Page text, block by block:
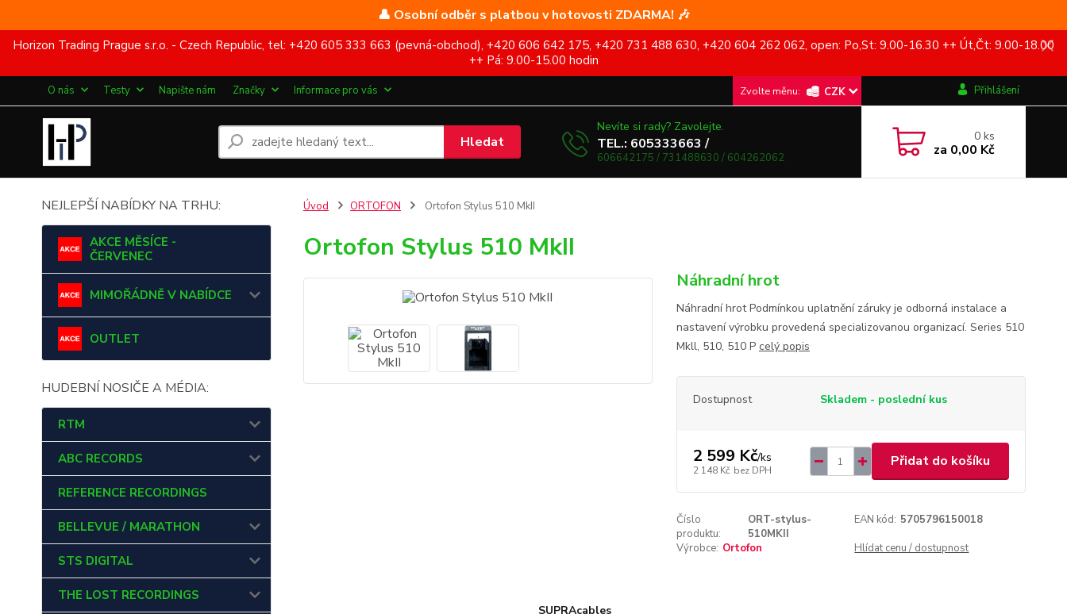
👤 Osobní odběr s platbou v hotovosti ZDARMA! 🎶
Horizon Trading Prague s.r.o. - Czech Republic, tel: +420 605 333 663 (pevná-obchod), +420 606 642 175, +420 731 488 630, +420 604 262 062, open: Po,St: 9.00-16.30 ++ Út,Čt: 9.00-18.00
++ Pá: 9.00-15.00 hodin
O nás Testy Napište nám Značky Informace pro vás CZK Přihlášení
Hledat
Nevíte si rady? Zavolejte.
TEL.: 605333663 /
606642175 / 731488630 / 604262062
0ks
za 0,00 Kč
NEJLEPŠÍ NABÍDKY NA TRHU:
AKCE MĚSÍCE -
ČERVENEC
MIMOŘÁDNĚ V NABÍDCE
OUTLET
HUDEBNÍ NOSIČE A MÉDIA:
RTM
ABC RECORDS
REFERENCE RECORDINGS
BELLEVUE / MARATHON
STS DIGITAL
THE LOST RECORDINGS
Úvod ORTOFON Ortofon Stylus 510 MkII
Ortofon Stylus 510 MkII
Náhradní hrot
Náhradní hrot Podmínkou uplatnění záruky je odborná instalace a
nastavení výrobku provedená specializovanou organizací. Series 510
Mkll, 510, 510 P celý popis
Dostupnost Skladem - poslední kus
2 599 Kč/ks
2 148 Kč bez DPH
Přidat do košíku
Číslo
produktu:
ORT-stylus-
510MKII
EAN kód: 5705796150018
Výrobce: Ortofon Hlídat cenu / dostupnost
SUPRAcables